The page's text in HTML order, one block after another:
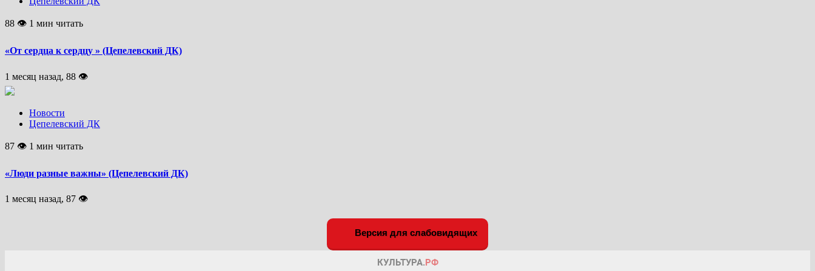
88 👁 1 мин читать
«От сердца к сердцу » (Цепелевский ДК)
1 месяц назад, 88 👁
Новости
Цепелевский ДК
87 👁 1 мин читать
«Люди разные важны» (Цепелевский ДК)
1 месяц назад, 87 👁
Версия для слабовидящих